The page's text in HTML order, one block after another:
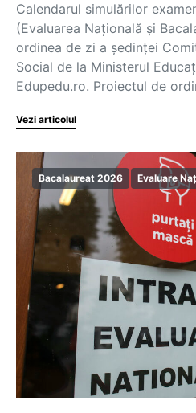
Calendarul simulărilor
(Evaluarea Națională și
ordinea de zi a ședinței
Social de la Ministerul
Edupedu.ro. Proiectul de
Vezi articolul
Bacalaureat 2026 Evaluare